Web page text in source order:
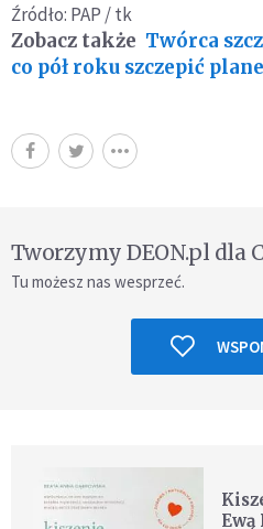
Źródło: PAP / tk
Zobacz także Twórca
co pół roku szczepić
Tworzymy DEON.pl dla
Tu możesz nas wesprzeć.